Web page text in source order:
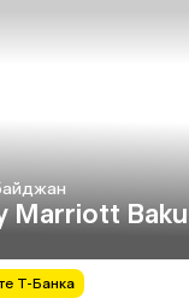
Marriott Baku
Т-Банка